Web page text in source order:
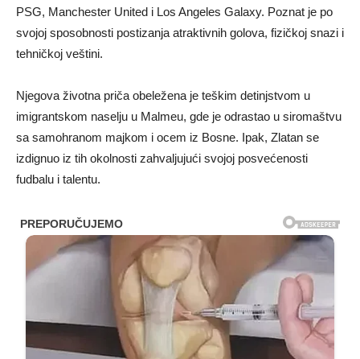
PSG, Manchester United i Los Angeles Galaxy. Poznat je po
svojoj sposobnosti postizanja atraktivnih golova, fizičkoj snazi i
tehničkoj veštini.
Njegova životna priča obeležena je teškim detinjstvom u
imigrantskom naselju u Malmeu, gde je odrastao u siromaštvu
sa samohranom majkom i ocem iz Bosne. Ipak, Zlatan se
izdignuo iz tih okolnosti zahvaljujući svojoj posvećenosti
fudbalu i talentu.